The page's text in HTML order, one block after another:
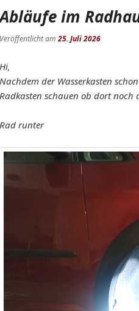
Abläufe im
Veröffentlicht am25. Juli 2026
Hi,
Nachdem der Wasserkasten
Radkasten schauen ob dort noch
Rad runter